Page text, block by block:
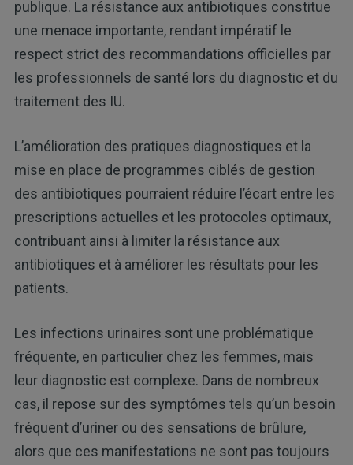
publique. La résistance aux antibiotiques constitue
une menace importante, rendant impératif le
respect strict des recommandations officielles par
les professionnels de santé lors du diagnostic et du
traitement des IU.
L’amélioration des pratiques diagnostiques et la
mise en place de programmes ciblés de gestion
des antibiotiques pourraient réduire l’écart entre les
prescriptions actuelles et les protocoles optimaux,
contribuant ainsi à limiter la résistance aux
antibiotiques et à améliorer les résultats pour les
patients.
Les infections urinaires sont une problématique
fréquente, en particulier chez les femmes, mais
leur diagnostic est complexe. Dans de nombreux
cas, il repose sur des symptômes tels qu’un besoin
fréquent d’uriner ou des sensations de brûlure,
alors que ces manifestations ne sont pas toujours